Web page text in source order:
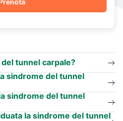
tunnel carpale?
sindrome del tunnel
sindrome del tunnel
la sindrome del tunnel